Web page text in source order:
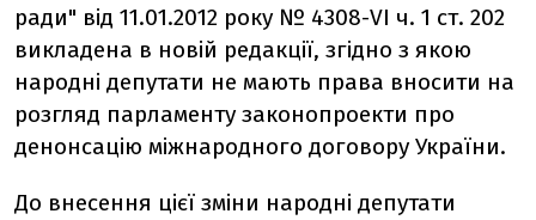
ради" від 11.01.2012 року № 4308-VІ ч. 1 ст. 202
викладена в новій редакції, згідно з якою
народні депутати не мають права вносити на
розгляд парламенту законопроекти про
денонсацію міжнародного договору України.
До внесення цієї зміни народні депутати